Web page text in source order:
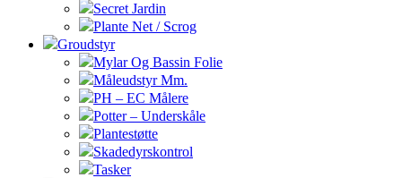
Secret Jardin
Plante Net / Scrog
Groudstyr
Mylar Og Bassin Folie
Måleudstyr Mm.
PH – EC Målere
Potter – Underskåle
Plantestøtte
Skadedyrskontrol
Tasker